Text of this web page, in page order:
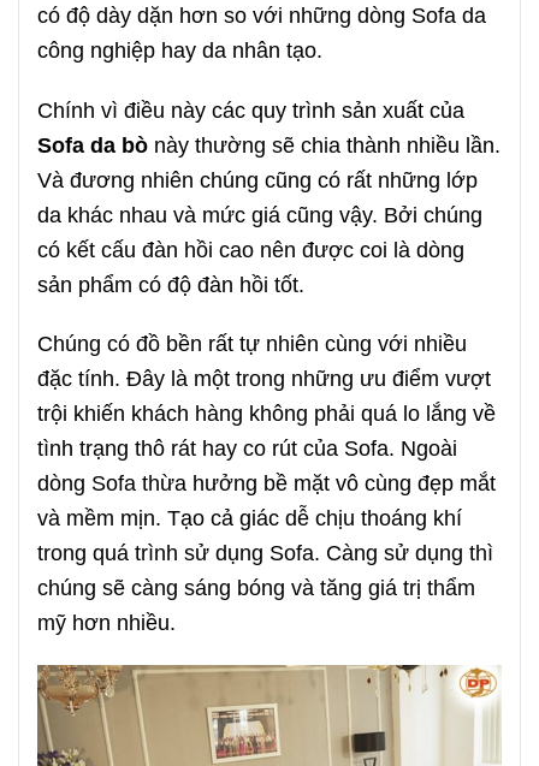
có độ dày dặn hơn so với những dòng Sofa da
công nghiệp hay da nhân tạo.
Chính vì điều này các quy trình sản xuất của
Sofa da bò này thường sẽ chia thành nhiều lần.
Và đương nhiên chúng cũng có rất những lớp
da khác nhau và mức giá cũng vậy. Bởi chúng
có kết cấu đàn hồi cao nên được coi là dòng
sản phẩm có độ đàn hồi tốt.
Chúng có đồ bền rất tự nhiên cùng với nhiều
đặc tính. Đây là một trong những ưu điểm vượt
trội khiến khách hàng không phải quá lo lắng về
tình trạng thô rát hay co rút của Sofa. Ngoài
dòng Sofa thừa hưởng bề mặt vô cùng đẹp mắt
và mềm mịn. Tạo cả giác dễ chịu thoáng khí
trong quá trình sử dụng Sofa. Càng sử dụng thì
chúng sẽ càng sáng bóng và tăng giá trị thẩm
mỹ hơn nhiều.